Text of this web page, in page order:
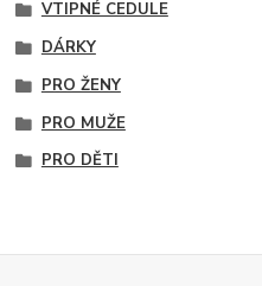
VTIPNÉ CEDULE
DÁRKY
PRO ŽENY
PRO MUŽE
PRO DĚTI